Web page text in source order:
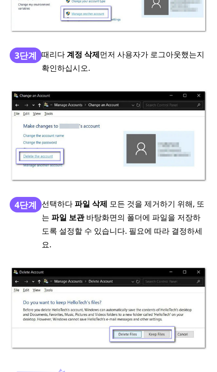
3단계 때리다계정 삭제먼저 사용자가 로그아웃했는지
확인하십시오.
4단계 선택하다파일 삭제 모든 것을 제거하기 위해, 또
는 파일 보관바탕화면의 폴더에 파일을 저장하
도록 설정할 수 있습니다. 필요에 따라 결정하세
요.